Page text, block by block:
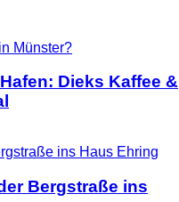
Dieks Kaffee &
Bergstraße ins